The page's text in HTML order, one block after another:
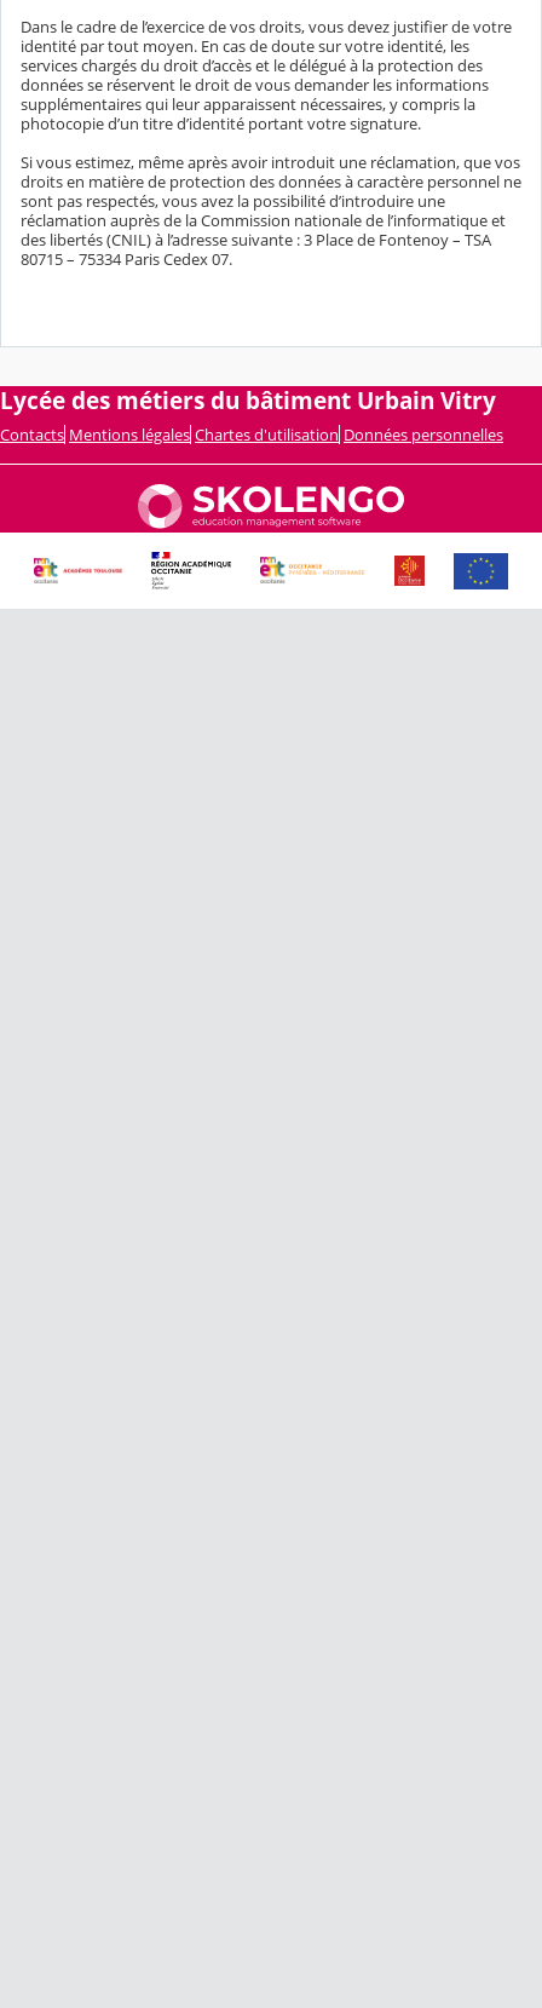
Dans le cadre de l’exercice de vos droits, vous devez justifier de votre
identité par tout moyen. En cas de doute sur votre identité, les
services chargés du droit d’accès et le délégué à la protection des
données se réservent le droit de vous demander les informations
supplémentaires qui leur apparaissent nécessaires, y compris la
photocopie d’un titre d’identité portant votre signature.
Si vous estimez, même après avoir introduit une réclamation, que vos
droits en matière de protection des données à caractère personnel ne
sont pas respectés, vous avez la possibilité d’introduire une
réclamation auprès de la Commission nationale de l’informatique et
des libertés (CNIL) à l’adresse suivante : 3 Place de Fontenoy – TSA
80715 – 75334 Paris Cedex 07.
Lycée des métiers du bâtiment Urbain Vitry
Contacts Mentions légales Chartes d'utilisation Données personnelles